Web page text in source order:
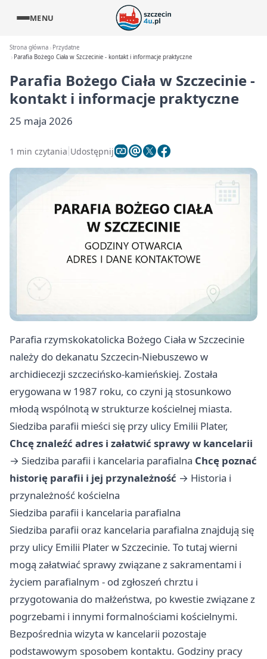
MENU
Strona główna
Przydatne
Parafia Bożego Ciała w Szczecinie - kontakt i informacje praktyczne
Parafia Bożego Ciała w Szczecinie -
kontakt i informacje praktyczne
25 maja 2026
1 min czytania Udostępnij
Parafia rzymskokatolicka Bożego Ciała w Szczecinie
należy do dekanatu Szczecin-Niebuszewo w
archidiecezji szczecińsko-kamieńskiej. Została
erygowana w 1987 roku, co czyni ją stosunkowo
młodą wspólnotą w strukturze kościelnej miasta.
Siedziba parafii mieści się przy ulicy Emilii Plater,
Chcę znaleźć adres i załatwić sprawy w kancelarii
→ Siedziba parafii i kancelaria parafialna Chcę poznać
historię parafii i jej przynależność → Historia i
przynależność kościelna
Siedziba parafii i kancelaria parafialna
Siedziba parafii oraz kancelaria parafialna znajdują się
przy ulicy Emilii Plater w Szczecinie. To tutaj wierni
mogą załatwiać sprawy związane z sakramentami i
życiem parafialnym - od zgłoszeń chrztu i
przygotowania do małżeństwa, po kwestie związane z
pogrzebami i innymi formalnościami kościelnymi.
Bezpośrednia wizyta w kancelarii pozostaje
podstawowym sposobem kontaktu. Godziny pracy